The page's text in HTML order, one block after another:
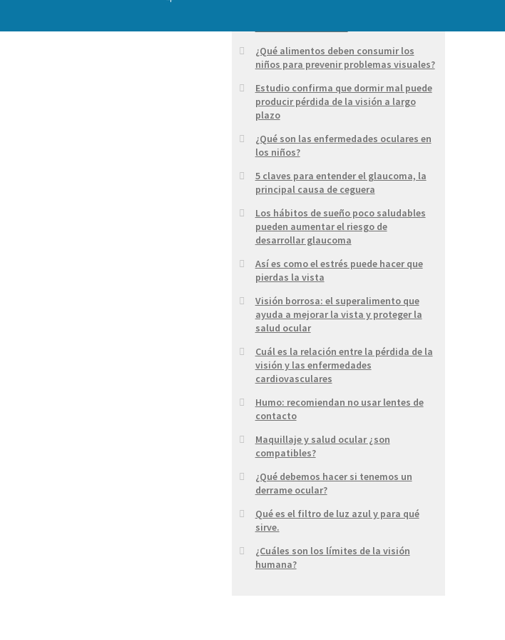
¿Qué alimentos deben consumir los
niños para prevenir problemas visuales?
Estudio confirma que dormir mal puede
producir pérdida de la visión a largo
plazo
¿Qué son las enfermedades oculares en
los niños?
5 claves para entender el glaucoma, la
principal causa de ceguera
Los hábitos de sueño poco saludables
pueden aumentar el riesgo de
desarrollar glaucoma
Así es como el estrés puede hacer que
pierdas la vista
Visión borrosa: el superalimento que
ayuda a mejorar la vista y proteger la
salud ocular
Cuál es la relación entre la pérdida de la
visión y las enfermedades
cardiovasculares
Humo: recomiendan no usar lentes de
contacto
Maquillaje y salud ocular ¿son
compatibles?
¿Qué debemos hacer si tenemos un
derrame ocular?
Qué es el filtro de luz azul y para qué
sirve.
¿Cuáles son los límites de la visión
humana?